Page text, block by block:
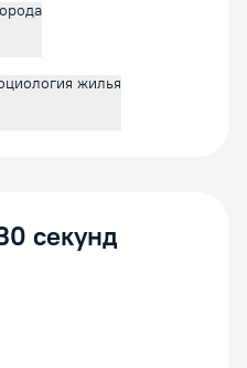
жилья
секунд